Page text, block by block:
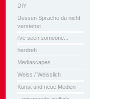
DIY
Dessen Sprache du nicht
verstehst
i've seen someone...
herdreh
Mediascapes
Weiss / Weisslich
Kunst und neue Medien